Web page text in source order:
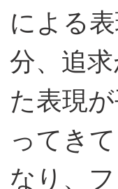
による
分、追
た表現
ってき
なり、